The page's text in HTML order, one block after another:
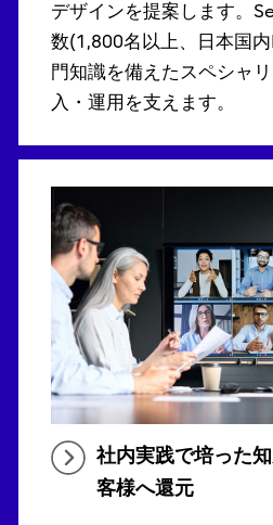
デザインを提案します。
数(1,800名以上、日本国
門知識を備えたスペシャ
入・運用を支えます。
社内実践で培った
客様へ還元